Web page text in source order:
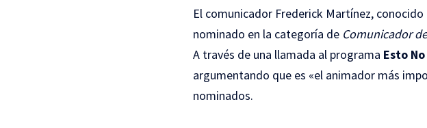
El comunicador Frederick Martínez,
nominado en la categoría de Comunicador
A través de una llamada al programa Esto
argumentando que es «el animador más
nominados.